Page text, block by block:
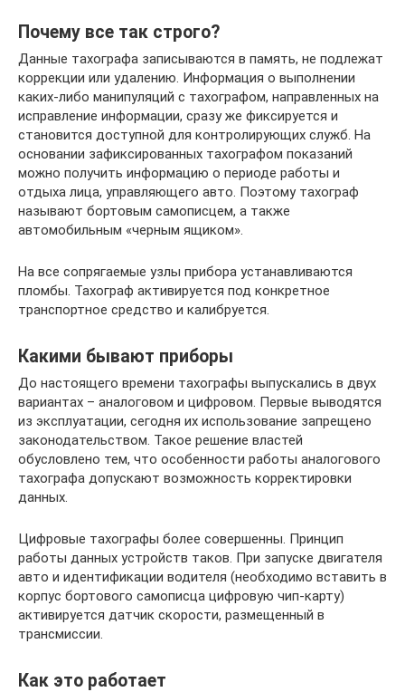
Почему все так строго?
Данные тахографа записываются в память, не подлежат
коррекции или удалению. Информация о выполнении
каких-либо манипуляций с тахографом, направленных на
исправление информации, сразу же фиксируется и
становится доступной для контролирующих служб. На
основании зафиксированных тахографом показаний
можно получить информацию о периоде работы и
отдыха лица, управляющего авто. Поэтому тахограф
называют бортовым самописцем, а также
автомобильным «черным ящиком».
На все сопрягаемые узлы прибора устанавливаются
пломбы. Тахограф активируется под конкретное
транспортное средство и калибруется.
Какими бывают приборы
До настоящего времени тахографы выпускались в двух
вариантах – аналоговом и цифровом. Первые выводятся
из эксплуатации, сегодня их использование запрещено
законодательством. Такое решение властей
обусловлено тем, что особенности работы аналогового
тахографа допускают возможность корректировки
данных.
Цифровые тахографы более совершенны. Принцип
работы данных устройств таков. При запуске двигателя
авто и идентификации водителя (необходимо вставить в
корпус бортового самописца цифровую чип-карту)
активируется датчик скорости, размещенный в
трансмиссии.
Как это работает